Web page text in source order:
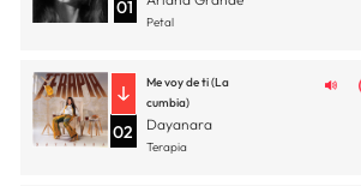
01
Petal
02
Me voy de ti (La
cumbia)
Dayanara
Terapia